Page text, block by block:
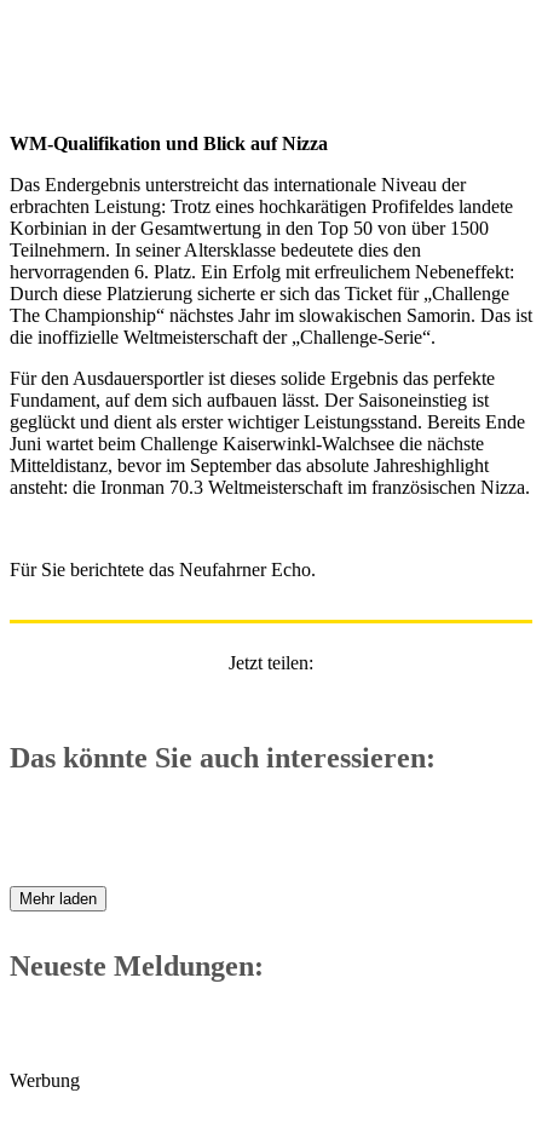
WM-Qualifikation und Blick auf Nizza
Das Endergebnis unterstreicht das internationale Niveau der
erbrachten Leistung: Trotz eines hochkarätigen Profifeldes landete
Korbinian in der Gesamtwertung in den Top 50 von über 1500
Teilnehmern. In seiner Altersklasse bedeutete dies den
hervorragenden 6. Platz. Ein Erfolg mit erfreulichem Nebeneffekt:
Durch diese Platzierung sicherte er sich das Ticket für „Challenge
The Championship“ nächstes Jahr im slowakischen Samorin. Das ist
die inoffizielle Weltmeisterschaft der „Challenge-Serie“.
Für den Ausdauersportler ist dieses solide Ergebnis das perfekte
Fundament, auf dem sich aufbauen lässt. Der Saisoneinstieg ist
geglückt und dient als erster wichtiger Leistungsstand. Bereits Ende
Juni wartet beim Challenge Kaiserwinkl-Walchsee die nächste
Mitteldistanz, bevor im September das absolute Jahreshighlight
ansteht: die Ironman 70.3 Weltmeisterschaft im französischen Nizza.
Für Sie berichtete das Neufahrner Echo.
Jetzt teilen:
Das könnte Sie auch interessieren:
Mehr laden
Neueste Meldungen:
Werbung